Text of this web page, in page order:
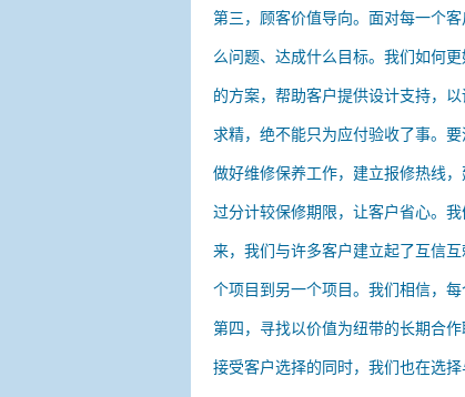
第三，顾客价值导向。面对每一个
么问题、达成什么目标。我们如何
的方案，帮助客户提供设计支持，
求精，绝不能只为应付验收了事。
做好维修保养工作，建立报修热线
过分计较保修期限，让客户省心。
来，我们与许多客户建立起了互信
个项目到另一个项目。我们相信，每
第四，寻找以价值为纽带的长期合
接受客户选择的同时，我们也在选